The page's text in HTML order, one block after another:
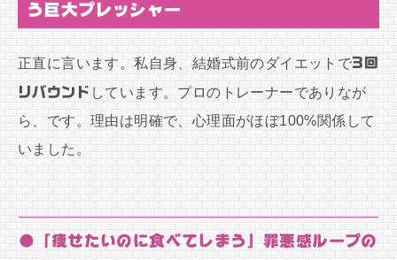
う巨大プレッシャー
正直に言います。私自身、結婚式前のダイエットで3回
リバウンド しています。プロのトレーナーでありなが
ら、です。理由は明確で、心理面がほぼ100%関係して
いました。
●「痩せたいのに食べてしまう」罪悪感ループの